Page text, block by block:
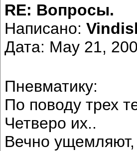
RE: Вопросы.
Написано:
Дата: May 21,
Пневматику:
По поводу трех
Четверо их..
Вечно